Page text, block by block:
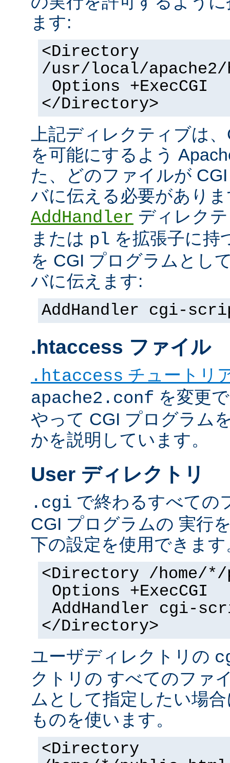
ます:
<Directory
/usr/local/apache2/
Options +ExecCGI
</Directory>
上記ディレクティブは
を可能にするよう
た、どのファイルが
バに伝える必要があり
AddHandler ディレク
または pl を拡張子に持
を CGI プログラムとし
バに伝えます:
AddHandler cgi-
.htaccess ファイル
.htaccess チュートリ
apache2.conf を変更
やって CGI プログラム
かを説明しています。
User ディレクトリ
.cgi で終わるすべての
CGI プログラムの 実行
下の設定を使用できます
<Directory /home/
Options +ExecCGI
AddHandler cgi-
</Directory>
ユーザディレクトリの
クトリの すべてのファ
ムとして指定したい場
ものを使います。
<Directory